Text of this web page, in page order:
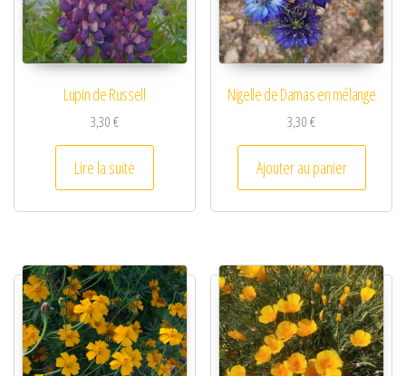
Lupin de Russell
3,30€
Lire la suite
Nigelle de Damas en mélange
3,30€
Ajouter au panier